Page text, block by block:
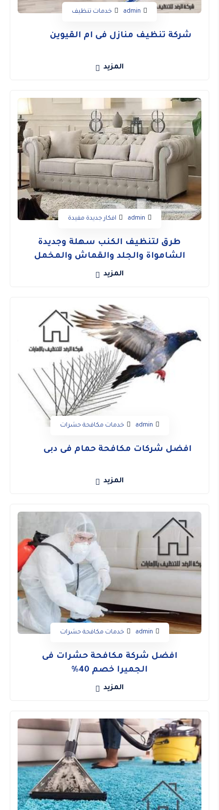
admin خدمات تنظيف
شركة تنظيف منازل فى ام القيوين
المزيد
admin افكار جديدة مفيدة
طرق لتنظيف الكنب سهلة وجديدة
الشامواة والجلد والقماش والمخمل
المزيد
admin خدمات مكافحة حشرات
افضل شركات مكافحة حمام فى دبى
المزيد
admin خدمات مكافحة حشرات
افضل شركة مكافحة حشرات فى
الجميرا خصم 40%
المزيد